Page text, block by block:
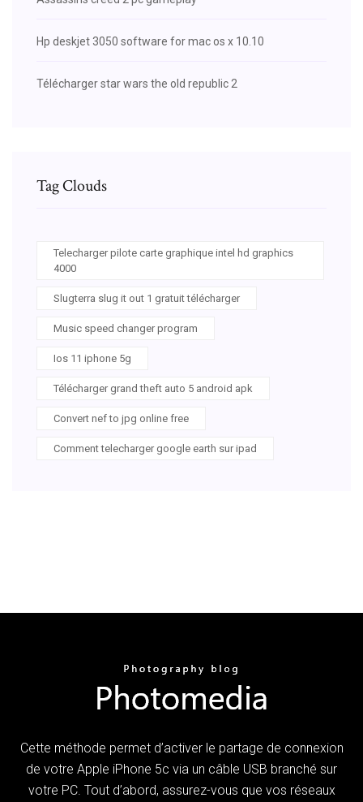
Hp deskjet 3050 software for mac os x 10.10
Télécharger star wars the old republic 2
Tag Clouds
Telecharger pilote carte graphique intel hd graphics
4000
Slugterra slug it out 1 gratuit télécharger
Music speed changer program
Ios 11 iphone 5g
Télécharger grand theft auto 5 android apk
Convert nef to jpg online free
Comment telecharger google earth sur ipad
Cette méthode permet d’activer le partage de connexion
de votre Apple iPhone 5c via un câble USB branché sur
votre PC. Tout d’abord, assurez-vous que vos réseaux